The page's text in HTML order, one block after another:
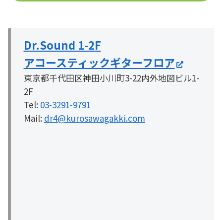
Dr.Sound 1-2F
アコースティックギターフロア
東京都千代田区神田小川町3-22内外地図ビル1-
2F
Tel: 03-3291-9791
Mail: dr4@kurosawagakki.com